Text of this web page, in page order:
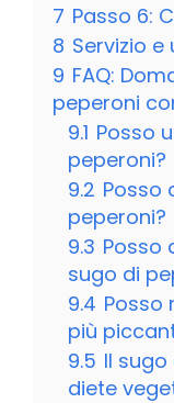
7 Passo 6:
8 Servizio e
9 FAQ:
peperoni
9.1 Posso
peperoni?
9.2 Posso
peperoni?
9.3 Posso
sugo di
9.4 Posso
più
9.5 Il
diete